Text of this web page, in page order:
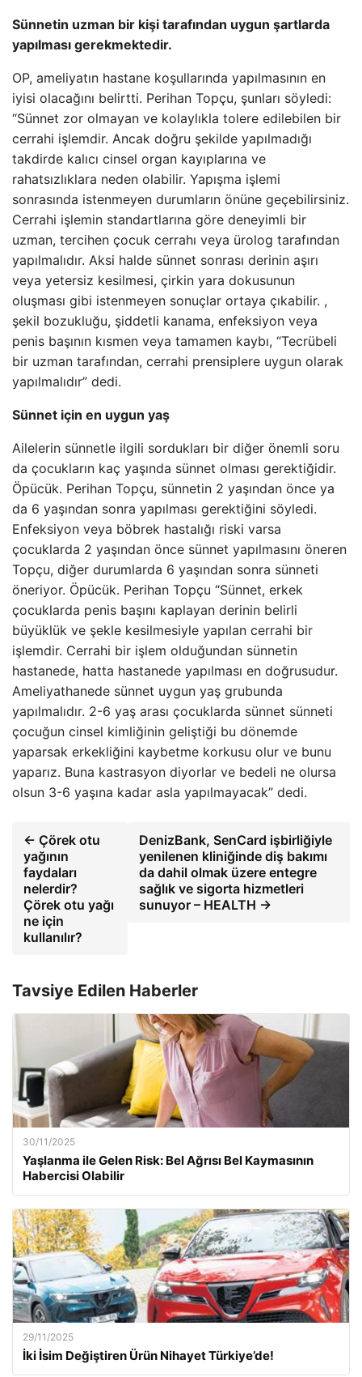
Sünnetin uzman bir kişi tarafından uygun şartlarda
yapılması gerekmektedir.
OP, ameliyatın hastane koşullarında yapılmasının en
iyisi olacağını belirtti. Perihan Topçu, şunları söyledi:
“Sünnet zor olmayan ve kolaylıkla tolere edilebilen bir
cerrahi işlemdir. Ancak doğru şekilde yapılmadığı
takdirde kalıcı cinsel organ kayıplarına ve
rahatsızlıklara neden olabilir. Yapışma işlemi
sonrasında istenmeyen durumların önüne geçebilirsiniz.
Cerrahi işlemin standartlarına göre deneyimli bir
uzman, tercihen çocuk cerrahı veya ürolog tarafından
yapılmalıdır. Aksi halde sünnet sonrası derinin aşırı
veya yetersiz kesilmesi, çirkin yara dokusunun
oluşması gibi istenmeyen sonuçlar ortaya çıkabilir. ,
şekil bozukluğu, şiddetli kanama, enfeksiyon veya
penis başının kısmen veya tamamen kaybı, “Tecrübeli
bir uzman tarafından, cerrahi prensiplere uygun olarak
yapılmalıdır” dedi.
Sünnet için en uygun yaş
Ailelerin sünnetle ilgili sordukları bir diğer önemli soru
da çocukların kaç yaşında sünnet olması gerektiğidir.
Öpücük. Perihan Topçu, sünnetin 2 yaşından önce ya
da 6 yaşından sonra yapılması gerektiğini söyledi.
Enfeksiyon veya böbrek hastalığı riski varsa
çocuklarda 2 yaşından önce sünnet yapılmasını öneren
Topçu, diğer durumlarda 6 yaşından sonra sünneti
öneriyor. Öpücük. Perihan Topçu “Sünnet, erkek
çocuklarda penis başını kaplayan derinin belirli
büyüklük ve şekle kesilmesiyle yapılan cerrahi bir
işlemdir. Cerrahi bir işlem olduğundan sünnetin
hastanede, hatta hastanede yapılması en doğrusudur.
Ameliyathanede sünnet uygun yaş grubunda
yapılmalıdır. 2-6 yaş arası çocuklarda sünnet sünneti
çocuğun cinsel kimliğinin geliştiği bu dönemde
yaparsak erkekliğini kaybetme korkusu olur ve bunu
yaparız. Buna kastrasyon diyorlar ve bedeli ne olursa
olsun 3-6 yaşına kadar asla yapılmayacak” dedi.
← Çörek otu
yağının
faydaları
nelerdir?
Çörek otu yağı
ne için
kullanılır?
DenizBank, SenCard işbirliğiyle
yenilenen kliniğinde diş bakımı
da dahil olmak üzere entegre
sağlık ve sigorta hizmetleri
sunuyor – HEALTH →
Tavsiye Edilen Haberler
30/11/2025
Yaşlanma ile Gelen Risk: Bel Ağrısı Bel Kaymasının
Habercisi Olabilir
29/11/2025
İki İsim Değiştiren Ürün Nihayet Türkiye’de!